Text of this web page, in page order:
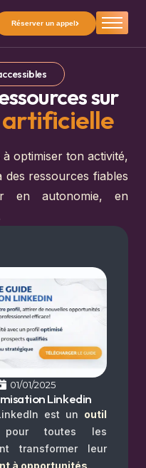
Réserver un appel
sur
optimiser ton activité,
ressources fiables
en autonomie, en
01/01/2025
Linkedin
est un outil
toutes les
transformer leur